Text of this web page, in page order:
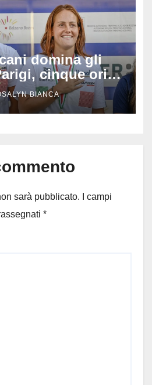
domina gli
cinque ori in
sincro siamo
BIANCA
sarà pubblicato.
I campi
*